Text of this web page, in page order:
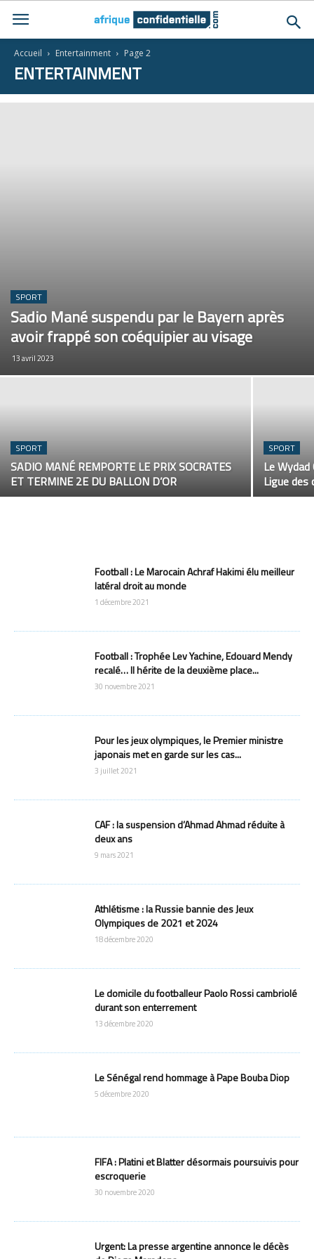
Accueil Entertainment Page 2
ENTERTAINMENT
SPORT
Sadio Mané suspendu par le Bayern après
avoir frappé son coéquipier au visage
13 avril 2023
SPORT
SADIO MANÉ REMPORTE LE PRIX SOCRATES
ET TERMINE 2E DU BALLON D’OR
SPORT
Le Wydad
Ligue des
Football : Le Marocain Achraf Hakimi élu meilleur
latéral droit au monde
1 décembre 2021
Football : Trophée Lev Yachine, Edouard Mendy
recalé… Il hérite de la deuxième place...
30 novembre 2021
Pour les jeux olympiques, le Premier ministre
japonais met en garde sur les cas...
3 juillet 2021
CAF : la suspension d’Ahmad Ahmad réduite à
deux ans
9 mars 2021
Athlétisme : la Russie bannie des Jeux
Olympiques de 2021 et 2024
18 décembre 2020
Le domicile du footballeur Paolo Rossi cambriolé
durant son enterrement
13 décembre 2020
Le Sénégal rend hommage à Pape Bouba Diop
5 décembre 2020
FIFA : Platini et Blatter désormais poursuivis pour
escroquerie
30 novembre 2020
Urgent: La presse argentine annonce le décès